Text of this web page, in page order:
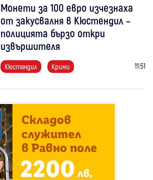
Монети за 100 евро изчезнаха
от закусвалня в Кюстендил –
полицията бързо откри
извършителя
Кюстендил Крими 11:51